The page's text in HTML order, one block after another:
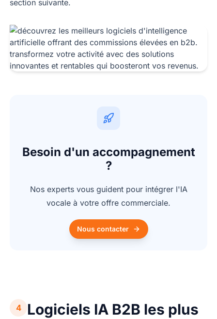
section suivante.
Besoin d'un accompagnement
?
Nos experts vous guident pour intégrer l'IA
vocale à votre offre commerciale.
Nous contacter
4
Logiciels IA B2B les plus